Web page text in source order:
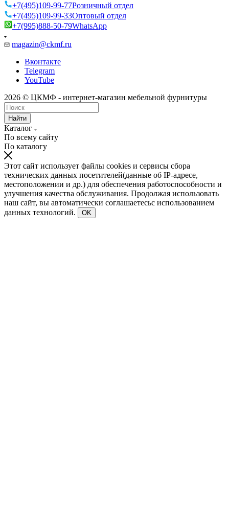
+7(495)109-99-77Розничный отдел
+7(495)109-99-33Оптовый отдел
+7(995)888-50-79WhatsApp
magazin@ckmf.ru
Вконтакте
Telegram
YouTube
2026 © ЦКМФ - интернет-магазин мебельной фурнитуры
Найти
Каталог
По всему сайту
По каталогу
Этот сайт использует файлы cookies и сервисы сбора
технических данных посетителей(данные об IP-адресе,
местоположении и др.) для обеспечения работоспособности и
улучшения качества обслуживания. Продолжая использовать
наш сайт, вы автоматически соглашаетесьс использованием
данных технологий.
OK